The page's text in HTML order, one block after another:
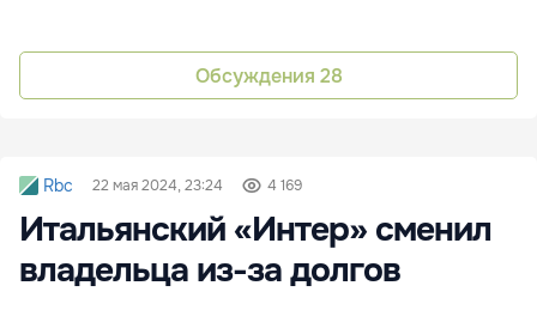
Обсуждения 28
Rbc 22 мая 2024, 23:24 4 169
Итальянский «Интер» сменил
владельца из-за долгов